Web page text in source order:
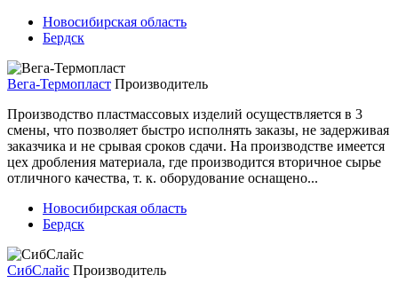
Новосибирская область
Бердск
Вега-Термопласт Производитель
Производство пластмассовых изделий осуществляется в 3
смены, что позволяет быстро исполнять заказы, не задерживая
заказчика и не срывая сроков сдачи. На производстве имеется
цех дробления материала, где производится вторичное сырье
отличного качества, т. к. оборудование оснащено...
Новосибирская область
Бердск
СибСлайс Производитель